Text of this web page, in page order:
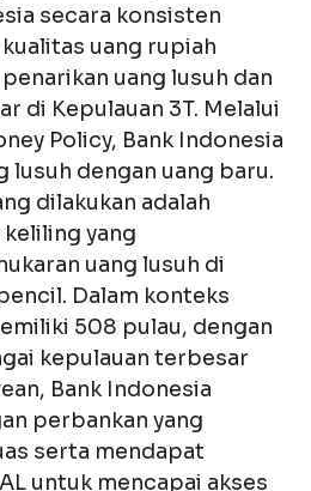
secara konsisten
uang rupiah
uang lusuh dan
di Kepulauan 3T. Melalui
Policy, Bank Indonesia
lusuh dengan uang baru.
dilakukan adalah
keliling yang
uang lusuh di
Dalam konteks
508 pulau, dengan
kepulauan terbesar
Bank Indonesia
perbankan yang
serta mendapat
untuk mencapai akses